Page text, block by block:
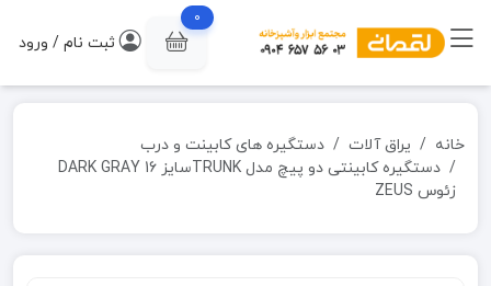
0
ثبت نام / ورود
خانه یراق آلات
دستگیره های کابینت و درب
دستگیره کابینتی دو پیچ مدل TRUNKسایز 16 DARK GRAY
زئوس ZEUS